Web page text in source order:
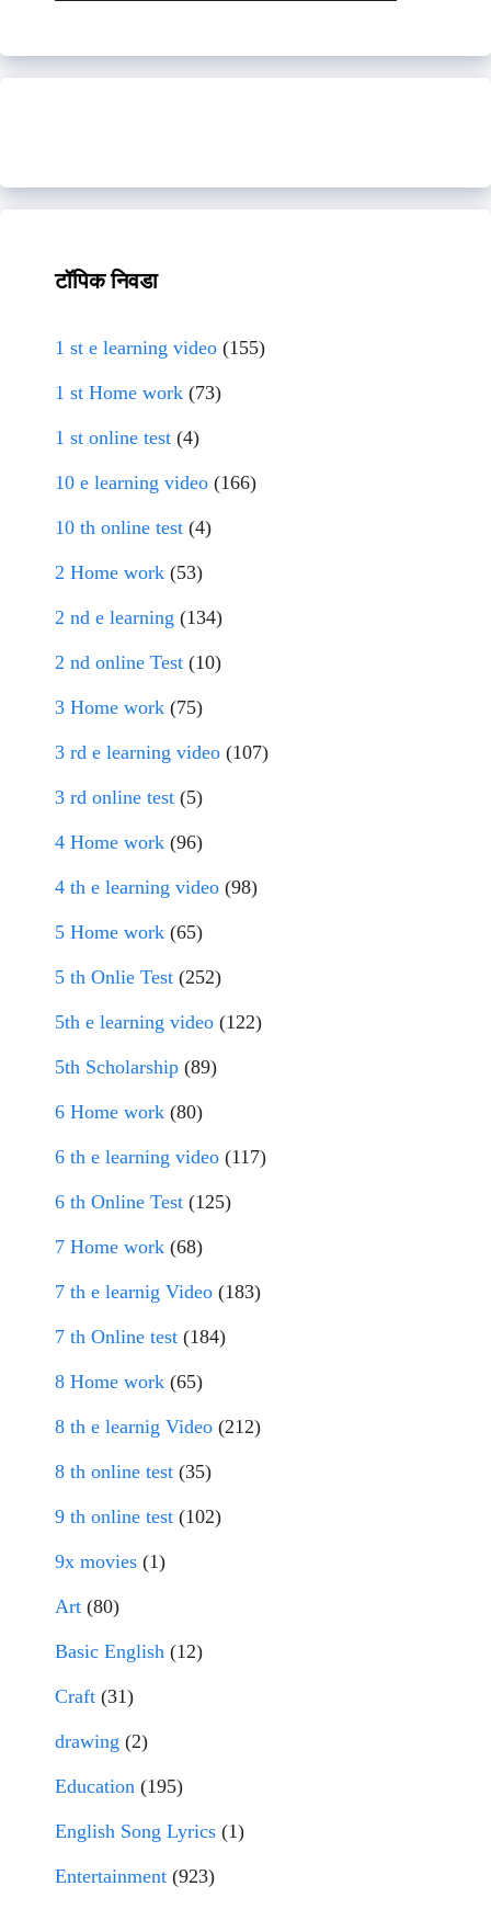
टॉपिक निवडा
1 st e learning video (155)
1 st Home work (73)
1 st online test (4)
10 e learning video (166)
10 th online test (4)
2 Home work (53)
2 nd e learning (134)
2 nd online Test (10)
3 Home work (75)
3 rd e learning video (107)
3 rd online test (5)
4 Home work (96)
4 th e learning video (98)
5 Home work (65)
5 th Onlie Test (252)
5th e learning video (122)
5th Scholarship (89)
6 Home work (80)
6 th e learning video (117)
6 th Online Test (125)
7 Home work (68)
7 th e learnig Video (183)
7 th Online test (184)
8 Home work (65)
8 th e learnig Video (212)
8 th online test (35)
9 th online test (102)
9x movies (1)
Art (80)
Basic English (12)
Craft (31)
drawing (2)
Education (195)
English Song Lyrics (1)
Entertainment (923)